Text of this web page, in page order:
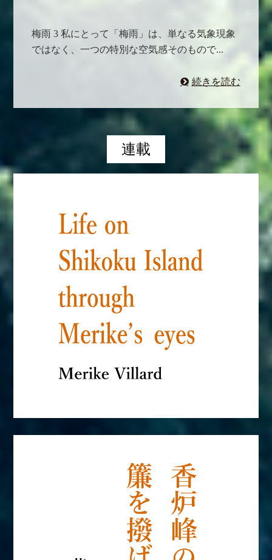
梅雨 3 私にとって「梅雨」は、単なる気象現象
ではなく、一つの特別な空気感そのもので...
続きを読む
連載